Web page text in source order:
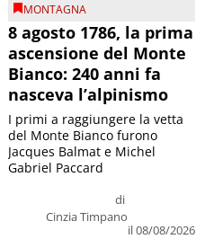
MONTAGNA
8 agosto 1786, la prima
ascensione del Monte
Bianco: 240 anni fa
nasceva l’alpinismo
di
Cinzia Timpano
il 08/08/2026
I primi a raggiungere la vetta
del Monte Bianco furono
Jacques Balmat e Michel
Gabriel Paccard